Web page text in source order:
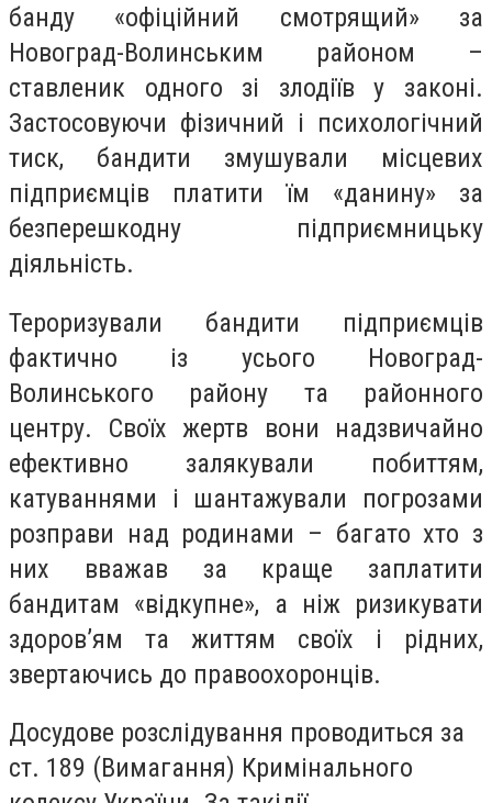
банду «офіційний смотрящий» за
Новоград-Волинським районом –
ставленик одного зі злодіїв у законі.
Застосовуючи фізичний і психологічний
тиск, бандити змушували місцевих
підприємців платити їм «данину» за
безперешкодну підприємницьку
діяльність.
Тероризували бандити підприємців
фактично із усього Новоград-
Волинського району та районного
центру. Своїх жертв вони надзвичайно
ефективно залякували побиттям,
катуваннями і шантажували погрозами
розправи над родинами – багато хто з
них вважав за краще заплатити
бандитам «відкупне», а ніж ризикувати
здоров’ям та життям своїх і рідних,
звертаючись до правоохоронців.
Досудове розслідування проводиться за
ст. 189 (Вимагання) Кримінального